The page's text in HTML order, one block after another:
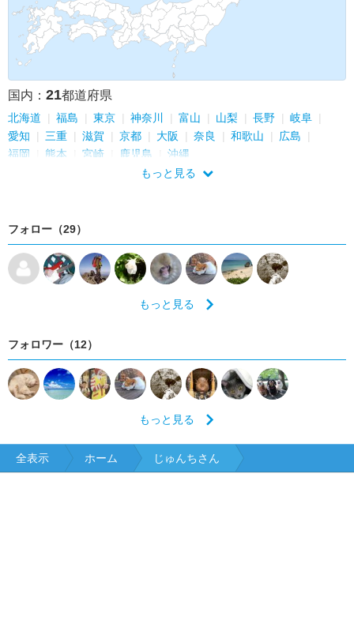
国内： 21都道府県
北海道 福島 東京 神奈川 富山 山梨 長野
岐阜
愛知
三重 滋賀 京都 大阪 奈良 和歌山
広島
福岡
熊本 宮崎 鹿児島
沖縄
もっと見る
フォロー（29）
もっと見る
フォロワー（12）
もっと見る
全表示 ホーム じゅんちさん